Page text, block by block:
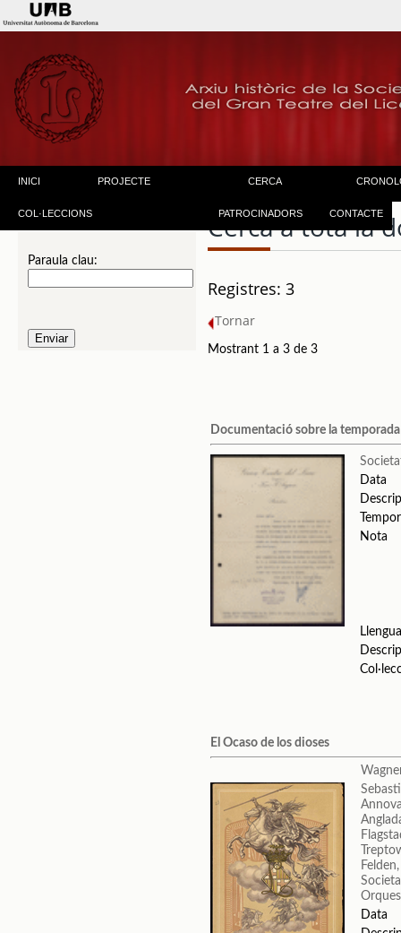
INICI PROJECTE CERCA
COL·LECCIONS PATROCINADORS CONTACTE
Paraula clau:
Cerca a tota la
Registres: 3
Tornar
Mostrant 1 a 3 de 3
Documentació sobre la
Data
Nota
El Ocaso de los dioses
Data